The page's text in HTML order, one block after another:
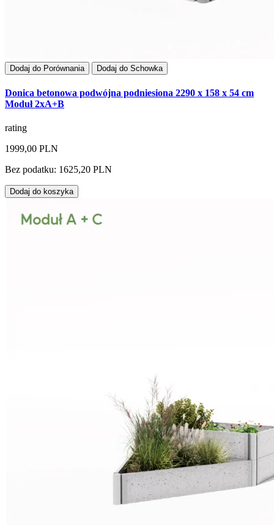
Dodaj do Porównania Dodaj do Schowka
Donica betonowa podwójna podniesiona 2290 x 158 x 54 cm
Moduł 2xA+B
rating
1999,00 PLN
Bez podatku: 1625,20 PLN
Dodaj do koszyka